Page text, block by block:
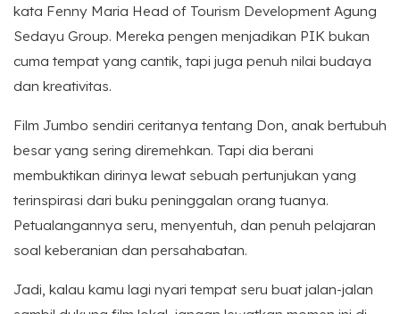
kata Fenny Maria Head of Tourism Development Agung
Sedayu Group. Mereka pengen menjadikan PIK bukan
cuma tempat yang cantik, tapi juga penuh nilai budaya
dan kreativitas.
Film Jumbo sendiri ceritanya tentang Don, anak bertubuh
besar yang sering diremehkan. Tapi dia berani
membuktikan dirinya lewat sebuah pertunjukan yang
terinspirasi dari buku peninggalan orang tuanya.
Petualangannya seru, menyentuh, dan penuh pelajaran
soal keberanian dan persahabatan.
Jadi, kalau kamu lagi nyari tempat seru buat jalan-jalan